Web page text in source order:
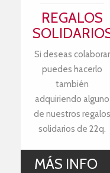
REGALOS
Si deseas colaborar
puedes hacerlo
también
adquiriendo alguno
de nuestros regalos
solidarios de 22q.
MÁS INFO